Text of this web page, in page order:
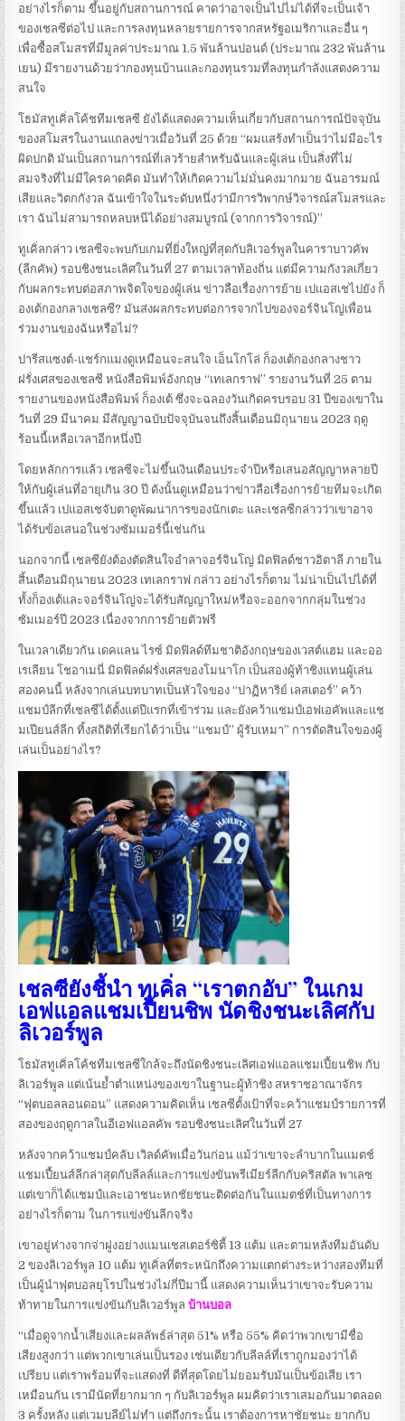
อย่างไรก็ตาม ขึ้นอยู่กับสถานการณ์ คาดว่าอาจเป็นไปไม่ได้ที่จะเป็นเจ้า
ของเชลซีต่อไป และการลงทุนหลายรายการจากสหรัฐอเมริกาและอื่น ๆ
เพื่อซื้อสโมสรที่มีมูลค่าประมาณ 1.5 พันล้านปอนด์ (ประมาณ 232 พันล้าน
เยน) มีรายงานด้วยว่ากองทุนบ้านและกองทุนรวมที่ลงทุนกำลังแสดงความ
สนใจ
โธมัสทูเคิ่ลโค้ชทีมเชลซี ยังได้แสดงความเห็นเกี่ยวกับสถานการณ์ปัจจุบัน
ของสโมสรในงานแถลงข่าวเมื่อวันที่ 25 ด้วย “ผมแสร้งทำเป็นว่าไม่มีอะไร
ผิดปกติ มันเป็นสถานการณ์ที่เลวร้ายสำหรับฉันและผู้เล่น เป็นสิ่งที่ไม่
สมจริงที่ไม่มีใครคาดคิด มันทำให้เกิดความไม่มั่นคงมากมาย ฉันอารมณ์
เสียและวิตกกังวล ฉันเข้าใจในระดับหนึ่งว่ามีการวิพากษ์วิจารณ์สโมสรและ
เรา ฉันไม่สามารถหลบหนีได้อย่างสมบูรณ์ (จากการวิจารณ์)”
ทูเคิ่ลกล่าว เชลซีจะพบกับเกมที่ยิ่งใหญ่ที่สุดกับลิเวอร์พูลในคาราบาวคัพ
(ลีกคัพ) รอบชิงชนะเลิศในวันที่ 27 ตามเวลาท้องถิ่น แต่มีความกังวลเกี่ยว
กับผลกระทบต่อสภาพจิตใจของผู้เล่น ข่าวลือเรื่องการย้าย เปแอสเชไปยัง ก็
องเต้กองกลางเชลซี? มันส่งผลกระทบต่อการจากไปของจอร์จินโญ่เพื่อน
ร่วมงานของฉันหรือไม่?
ปารีสแซงต์-แชร์กแมงดูเหมือนจะสนใจ เอ็นโกโล่ ก็องเต้กองกลางชาว
ฝรั่งเศสของเชลซี หนังสือพิมพ์อังกฤษ “เทเลกราฟ” รายงานวันที่ 25 ตาม
รายงานของหนังสือพิมพ์ ก็องเต้ ซึ่งจะฉลองวันเกิดครบรอบ 31 ปีของเขาใน
วันที่ 29 มีนาคม มีสัญญาฉบับปัจจุบันจนถึงสิ้นเดือนมิถุนายน 2023 ฤดู
ร้อนนี้เหลือเวลาอีกหนึ่งปี
โดยหลักการแล้ว เชลซีจะไม่ขึ้นเงินเดือนประจำปีหรือเสนอสัญญาหลายปี
ให้กับผู้เล่นที่อายุเกิน 30 ปี ดังนั้นดูเหมือนว่าข่าวลือเรื่องการย้ายทีมจะเกิด
ขึ้นแล้ว เปแอสเชจับตาดูพัฒนาการของนักเตะ และเชลซีกล่าวว่าเขาอาจ
ได้รับข้อเสนอในช่วงซัมเมอร์นี้เช่นกัน
นอกจากนี้ เชลซียังต้องตัดสินใจอำลาจอร์จินโญ่ มิดฟิลด์ชาวอิตาลี ภายใน
สิ้นเดือนมิถุนายน 2023 เทเลกราฟ กล่าว อย่างไรก็ตาม ไม่น่าเป็นไปได้ที่
ทั้งก็องเต้และจอร์จินโญ่จะได้รับสัญญาใหม่หรือจะออกจากกลุ่มในช่วง
ซัมเมอร์ปี 2023 เนื่องจากการย้ายตัวฟรี
ในเวลาเดียวกัน เดคแลน ไรซ์ มิดฟิลด์ทีมชาติอังกฤษของเวสต์แฮม และออ
เรเลียน โชอาเมนี่ มิดฟิลด์ฝรั่งเศสของโมนาโก เป็นสองผู้ท้าชิงแทนผู้เล่น
สองคนนี้ หลังจากเล่นบทบาทเป็นหัวใจของ “ปาฏิหาริย์ เลสเตอร์” คว้า
แชมป์ลีกที่เชลซีได้ตั้งแต่ปีแรกที่เข้าร่วม และยังคว้าแชมป์เอฟเอคัพและแช
มเปียนส์ลีก ทิ้งสถิติที่เรียกได้ว่าเป็น “แชมป์” ผู้รับเหมา” การตัดสินใจของผู้
เล่นเป็นอย่างไร?
เชลซียังชี้นำ ทูเคิ่ล “เราตกอับ” ในเกม
เอฟแอลแชมเปี้ยนชิพ นัดชิงชนะเลิศกับ
ลิเวอร์พูล
โธมัสทูเคิ่ลโค้ชทีมเชลซีใกล้จะถึงนัดชิงชนะเลิศเอฟแอลแชมเปี้ยนชิพ กับ
ลิเวอร์พูล แต่เน้นย้ำตำแหน่งของเขาในฐานะผู้ท้าชิง สหราชอาณาจักร
“ฟุตบอลลอนดอน” แสดงความคิดเห็น เชลซีตั้งเป้าที่จะคว้าแชมป์รายการที่
สองของฤดูกาลในอีเอฟแอลคัพ รอบชิงชนะเลิศในวันที่ 27
หลังจากคว้าแชมป์คลับ เวิลด์คัพเมื่อวันก่อน แม้ว่าเขาจะลำบากในแมตช์
แชมเปี้ยนส์ลีกล่าสุดกับลีลล์และการแข่งขันพรีเมียร์ลีกกับคริสตัล พาเลซ
แต่เขาก็ได้แชมป์และเอาชนะหกชัยชนะติดต่อกันในแมตช์ที่เป็นทางการ
อย่างไรก็ตาม ในการแข่งขันลีกจริง
เขาอยู่ห่างจากจ่าฝูงอย่างแมนเชสเตอร์ซิตี้ 13 แต้ม และตามหลังทีมอันดับ
2 ของลิเวอร์พูล 10 แต้ม ทูเคิ่ลที่ตระหนักถึงความแตกต่างระหว่างสองทีมที่
เป็นผู้นำฟุตบอลยุโรปในช่วงไม่กี่ปีมานี้ แสดงความเห็นว่าเขาจะรับความ
ท้าทายในการแข่งขันกับลิเวอร์พูลบ้านบอล
“เมื่อดูจากน้ำเสียงและผลลัพธ์ล่าสุด 51% หรือ 55% คิดว่าพวกเขามีชื่อ
เสียงสูงกว่า แต่พวกเขาเล่นเป็นรอง เช่นเดียวกับลีลล์ที่เราถูกมองว่าได้
เปรียบ แต่เราพร้อมที่จะแสดงที่ ดีที่สุดโดยไม่ยอมรับมันเป็นข้อเสีย เรา
เหมือนกัน เรามีนัดที่ยากมาก ๆ กับลิเวอร์พูล ผมคิดว่าเราเสมอกันมาตลอด
3 ครั้งหลัง แต่เวมบลีย์ไม่ทำ แต่ถึงกระนั้น เราต้องการหาชัยชนะ ยากกับ